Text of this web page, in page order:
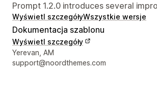
Prompt 1.2.0 introduces several
Wyświetl szczegółyWszystkie wersje
Dokumentacja szablonu
Wyświetl szczegóły
Dane kontaktowe projektanta
Yerevan, AM
support@noordthemes.com